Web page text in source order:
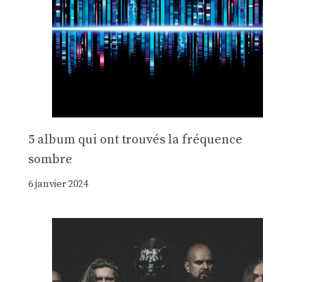
5 album qui ont trouvés la fréquence
sombre
6 janvier 2024